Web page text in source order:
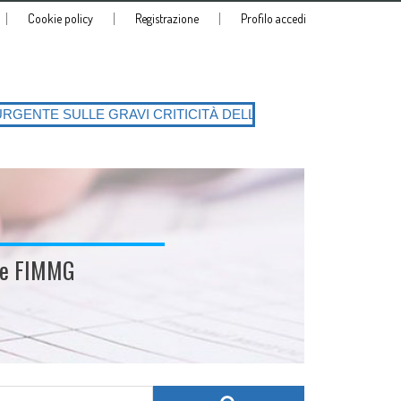
Cookie policy Registrazione Profilo accedi
GRAVI CRITICITÀ DELLA PIATTAFORMA SIATeSS con la
FIMMG
Search for: